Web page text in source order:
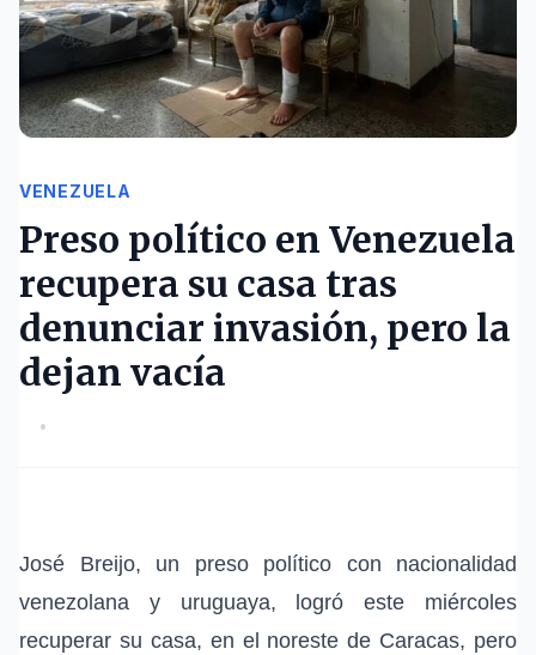
VENEZUELA
Preso político en Venezuela
recupera su casa tras
denunciar invasión, pero la
dejan vacía
•
José Breijo, un preso político con nacionalidad
venezolana y uruguaya, logró este miércoles
recuperar su casa, en el noreste de Caracas, pero